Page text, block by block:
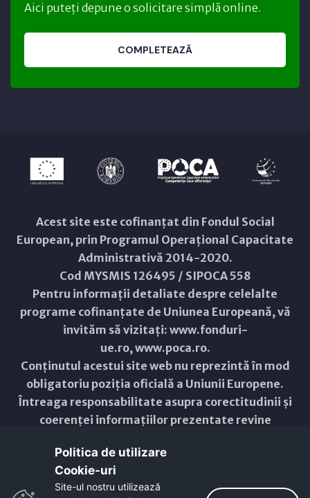
Aici puteți depune o solicitare simplă online.
COMPLETEAZĂ
Acest site este cofinanțat din Fondul Social
European, prin Programul Operațional Capacitate
Administrativă 2014-2020.
Cod MYSMIS 126495 / SIPOCA 558
Pentru informații detaliate despre celelalte
programe cofinanțate de Uniunea Europeană, vă
invităm să vizitați: www.fonduri-
ue.ro, www.poca.ro.
Conținutul acestui site web nu reprezintă în mod
obligatoriu poziția oficială a Uniunii Europene.
Întreaga responsabilitate asupra corectitudinii și
coerenței informațiilor prezentate revine
Copyright © 2021 - 2026 -
Politica de utilizare
Cookie-uri‎
Site-ul nostru utilizează